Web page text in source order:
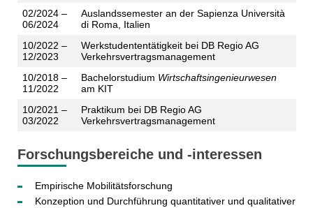
02/2024 –
06/2024
Auslandssemester an der Sapienza Università
di Roma, Italien
10/2022 –
12/2023
Werkstudententätigkeit bei DB Regio AG
Verkehrsvertragsmanagement
10/2018 –
11/2022
Bachelorstudium Wirtschaftsingenieurwesen
am KIT
10/2021 –
03/2022
Praktikum bei DB Regio AG
Verkehrsvertragsmanagement
Forschungsbereiche und -interessen
Empirische Mobilitätsforschung
Konzeption und Durchführung quantitativer und qualitativer